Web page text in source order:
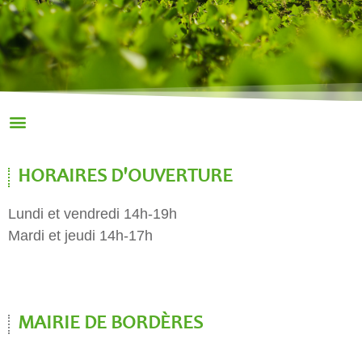
HORAIRES D'OUVERTURE
Lundi et vendredi 14h-19h
Mardi et jeudi 14h-17h
MAIRIE DE BORDÈRES